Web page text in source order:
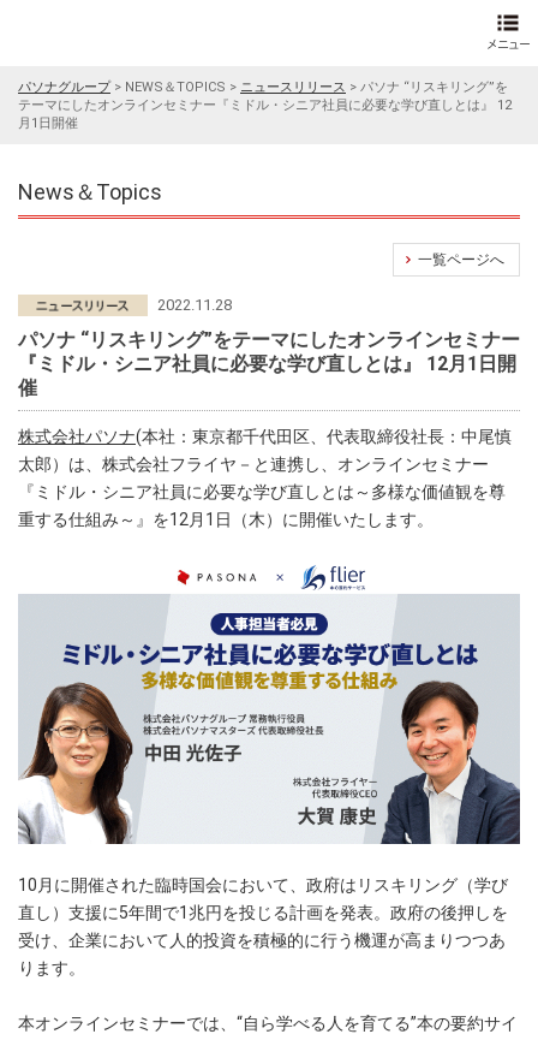
パソナグループ> NEWS＆TOPICS > ニュースリリース > パソナ “リスキリング”を
テーマにしたオンラインセミナー『ミドル・シニア社員に必要な学び直しとは』 12
月1日開催
News＆Topics
一覧ページへ
2022.11.28
パソナ “リスキリング”をテーマにしたオンラインセミナー
『ミドル・シニア社員に必要な学び直しとは』 12月1日開
催
株式会社パソナ(本社：東京都千代田区、代表取締役社長：中尾慎
太郎）は、株式会社フライヤ－と連携し、オンラインセミナー
『ミドル・シニア社員に必要な学び直しとは～多様な価値観を尊
重する仕組み～』を12月1日（木）に開催いたします。
10月に開催された臨時国会において、政府はリスキリング（学び
直し）支援に5年間で1兆円を投じる計画を発表。政府の後押しを
受け、企業において人的投資を積極的に行う機運が高まりつつあ
ります。
本オンラインセミナーでは、“自ら学べる人を育てる”本の要約サイ